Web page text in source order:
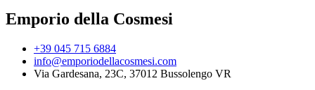
Emporio della Cosmesi
+39 045 715 6884
info@emporiodellacosmesi.com
Via Gardesana, 23C, 37012 Bussolengo VR